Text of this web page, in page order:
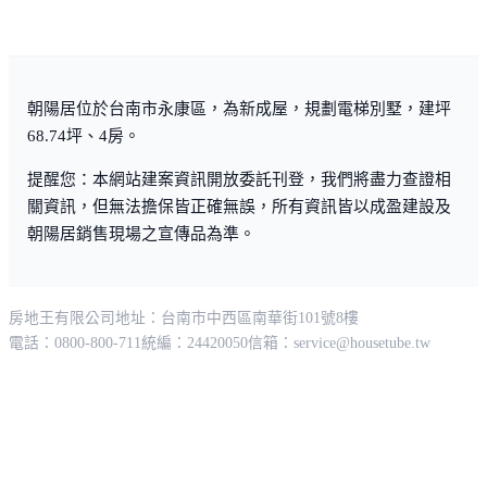
朝陽居位於台南市永康區，為新成屋，規劃電梯別墅，建坪
68.74坪、4房。
提醒您：本網站建案資訊開放委託刊登，我們將盡力查證相
關資訊，但無法擔保皆正確無誤，所有資訊皆以成盈建設及
朝陽居銷售現場之宣傳品為準。
房地王有限公司 地址：台南市中西區南華街101號8樓
電話：0800-800-711統編：24420050信箱： service@housetube.tw